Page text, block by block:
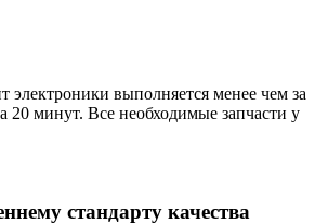
электроники выполняется менее чем за
20 минут. Все необходимые запчасти у
стандарту качества